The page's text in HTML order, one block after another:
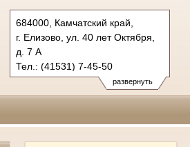
развернуть
684000, Камчатский край,
г. Елизово, ул. 40 лет Октября,
д. 7 А
Тел.: (41531) 7-45-50
7-45-00 факс
elizovsky.kam@sudrf.ru